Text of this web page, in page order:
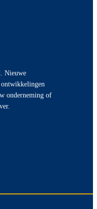
Nieuwe
ontwikkelingen
onderneming of